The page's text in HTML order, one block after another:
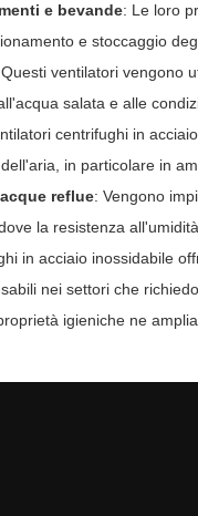
e bevande: Le loro
e stoccaggio
ventilatori vengono
salata e alle
centrifughi in
in particolare in
reflue: Vengono
la resistenza
in acciaio inossidabile
nei settori che
igieniche ne